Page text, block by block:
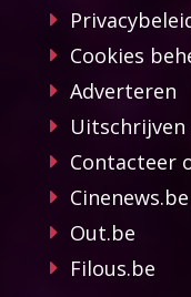
Cookies
Adverteren
Contacteer
Cinenews.be
Out.be
Filous.be